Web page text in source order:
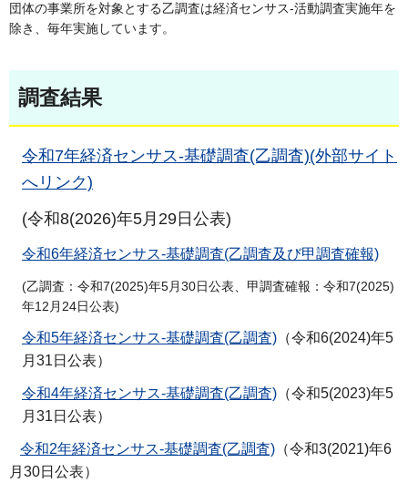
団体の事業所を対象とする乙調査は経済センサス-活動調査実施年を
除き、毎年実施しています。
調査結果
令和7年経済センサス-基礎調査(乙調査)(外部サイト
へリンク)
(令和8(2026)年5月29日公表)
令和6年経済センサス-基礎調査(乙調査及び甲調査確報)
(乙調査：令和7(2025)年5月30日公表、甲調査確報：令和7(2025)
年12月24日公表)
令和5年経済センサス-基礎調査(乙調査) （令和6(2024)年5
月31日公表）
令和4年経済センサス-基礎調査(乙調査) （令和5(2023)年5
月31日公表）
令和2年経済センサス-基礎調査(乙調査) （令和3(2021)年6
月30日公表）